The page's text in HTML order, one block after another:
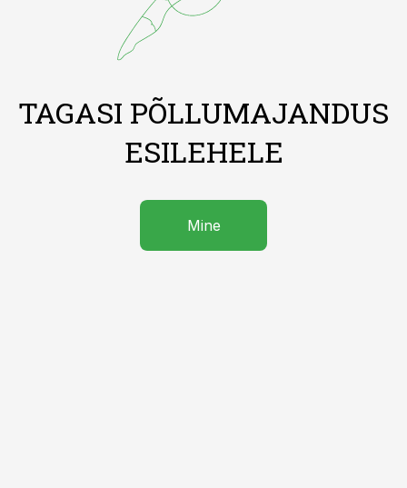
TAGASI PÕLLUMAJANDUS
ESILEHELE
Mine